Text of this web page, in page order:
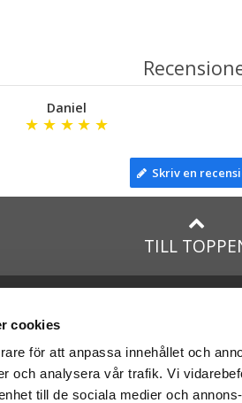
cookies
för att anpassa innehållet och
och analysera vår trafik. Vi
till de sociala medier och
Daniel
★ ★ ★ ★ ★
Skriv en
TILL
med: